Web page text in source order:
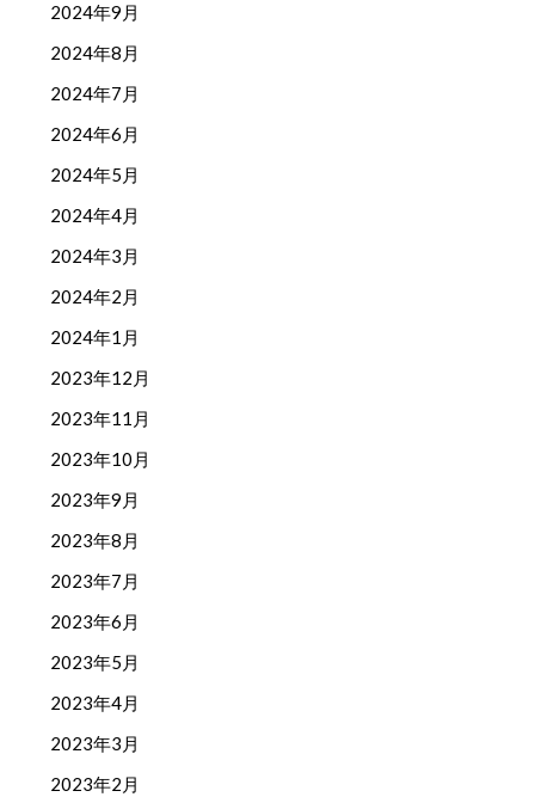
2024年9月
2024年8月
2024年7月
2024年6月
2024年5月
2024年4月
2024年3月
2024年2月
2024年1月
2023年12月
2023年11月
2023年10月
2023年9月
2023年8月
2023年7月
2023年6月
2023年5月
2023年4月
2023年3月
2023年2月